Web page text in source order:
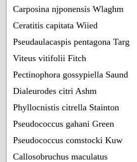
Carposina njponensis Wlaghm
Ceratitis capitata Wiied
Pseudaulacaspis pentagona Targ
Viteus vitifolii Fitch
Pectinophora gossypiella Saund
Dialeurodes citri Ashm
Phyllocnistis citrella Stainton
Pseudococcus gahani Green
Pseudococcus comstocki Kuw
Callosobruchus maculatus